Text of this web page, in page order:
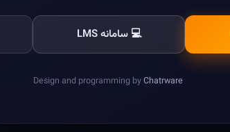
💻 سامانه LMS
Design and programming byChatrware